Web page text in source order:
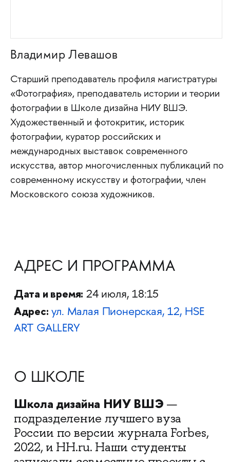
Владимир Левашов
Старший преподаватель профиля магистратуры
«Фотография», преподаватель истории и теории
фотографии в Школе дизайна НИУ ВШЭ.
Художественный и фотокритик, историк
фотографии, куратор российских и
международных выставок современного
искусства, автор многочисленных публикаций по
современному искусству и фотографии, член
Московского союза художников.
АДРЕС И ПРОГРАММА
Дата и время: 24 июля, 18:15
Адрес: ул. Малая Пионерская, 12, HSE
ART GALLERY
О ШКОЛЕ
Школа дизайна НИУ ВШЭ —
подразделение лучшего вуза
России по версии журнала Forbes,
2022, и HH.ru. Наши студенты